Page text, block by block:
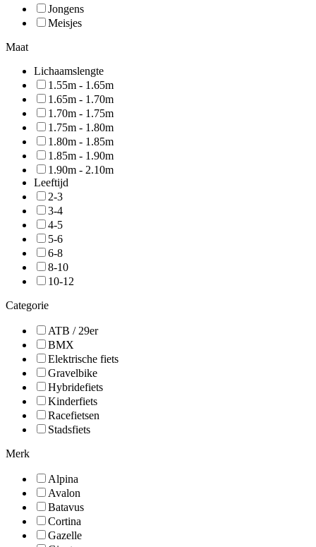
Jongens
Meisjes
Maat
Lichaamslengte
1.55m - 1.65m
1.65m - 1.70m
1.70m - 1.75m
1.75m - 1.80m
1.80m - 1.85m
1.85m - 1.90m
1.90m - 2.10m
Leeftijd
2-3
3-4
4-5
5-6
6-8
8-10
10-12
Categorie
ATB / 29er
BMX
Elektrische fiets
Gravelbike
Hybridefiets
Kinderfiets
Racefietsen
Stadsfiets
Merk
Alpina
Avalon
Batavus
Cortina
Gazelle